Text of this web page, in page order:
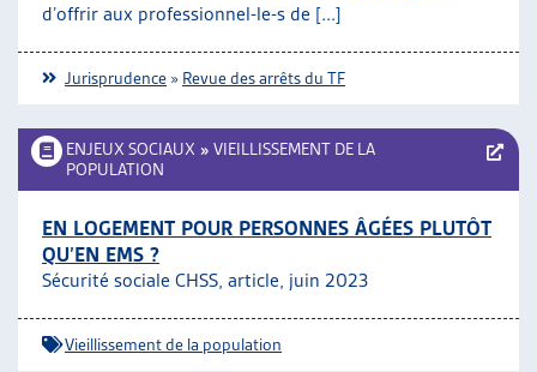
d’offrir aux professionnel-le-s de [...]
Jurisprudence » Revue des arrêts du TF
ENJEUX SOCIAUX » VIEILLISSEMENT DE LA
POPULATION
EN LOGEMENT POUR PERSONNES ÂGÉES PLUTÔT
QU’EN EMS ?
Sécurité sociale CHSS, article, juin 2023
Vieillissement de la population